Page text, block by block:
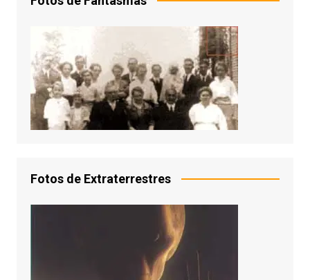
Fotos de Extraterrestres